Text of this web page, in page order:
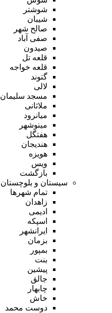
شوشتر
شیبان
صالح شهر
صفی آباد
صیدون
قلعه تل
قلعه خواجه
گتوند
لالی
مسجد سلیمان
ملاثانی
میانرود
مینوشهر
هفتگل
هندیجان
هویزه
ویس
بازگشت
سیستان و بلوچستان
تمام شهر‌ها
زاهدان
ادیمی
اسپکه
ایرانشهر
بزمان
بمپور
بنت
پیشین
جالق
چابهار
خاش
دوست محمد